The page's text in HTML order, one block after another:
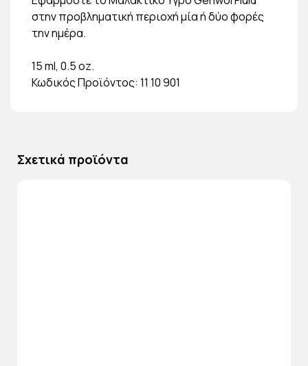
στην προβληματική περιοχή μία ή δύο φορές
την ημέρα.
15 ml, 0.5 oz.
Κωδικός Προϊόντος: 11 10 901
Σχετικά προϊόντα